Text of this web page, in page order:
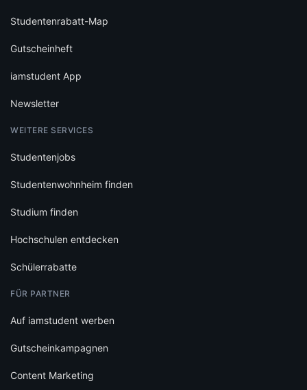
Studentenrabatt-Map
Gutscheinheft
iamstudent App
Newsletter
WEITERE SERVICES
Studentenjobs
Studentenwohnheim finden
Studium finden
Hochschulen entdecken
Schülerrabatte
FÜR PARTNER
Auf iamstudent werben
Gutscheinkampagnen
Content Marketing